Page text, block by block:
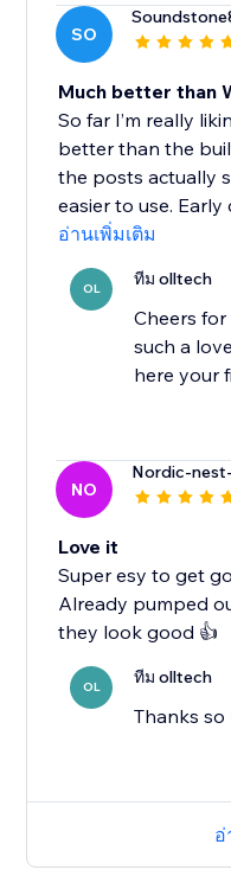
SO
Much better than
So far I’m really
better than the
the posts actually
easier to use.
อ่านเพิ่มเติม
OL ทีม olltech
Cheers
such a
here your
NO
Nordic-
Love it
Super esy to get
Already pumped
they look good 👍
OL ทีม olltech
Thanks so
อ่